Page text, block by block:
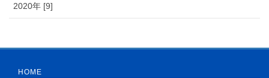
2020年 [9]
HOME